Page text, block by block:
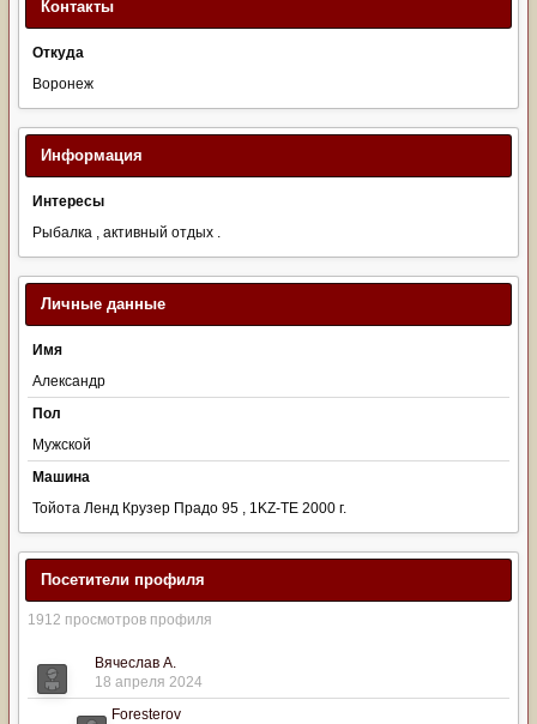
Контакты
Откуда
Воронеж
Информация
Интересы
Рыбалка , активный отдых .
Личные данные
Имя
Александр
Пол
Мужской
Машина
Тойота Ленд Крузер Прадо 95 , 1KZ-TE 2000 г.
Посетители профиля
1912 просмотров профиля
Вячеслав А.
18 апреля 2024
Foresterov